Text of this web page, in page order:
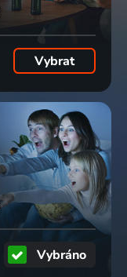
Vybrat
Vybráno